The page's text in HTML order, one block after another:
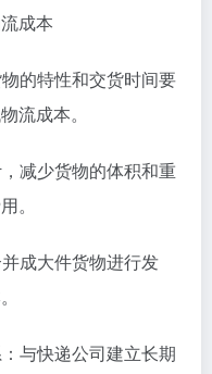
成本
的特性和交货时间要
流成本。
减少货物的体积和重
。
成大件货物进行发
与快递公司建立长期